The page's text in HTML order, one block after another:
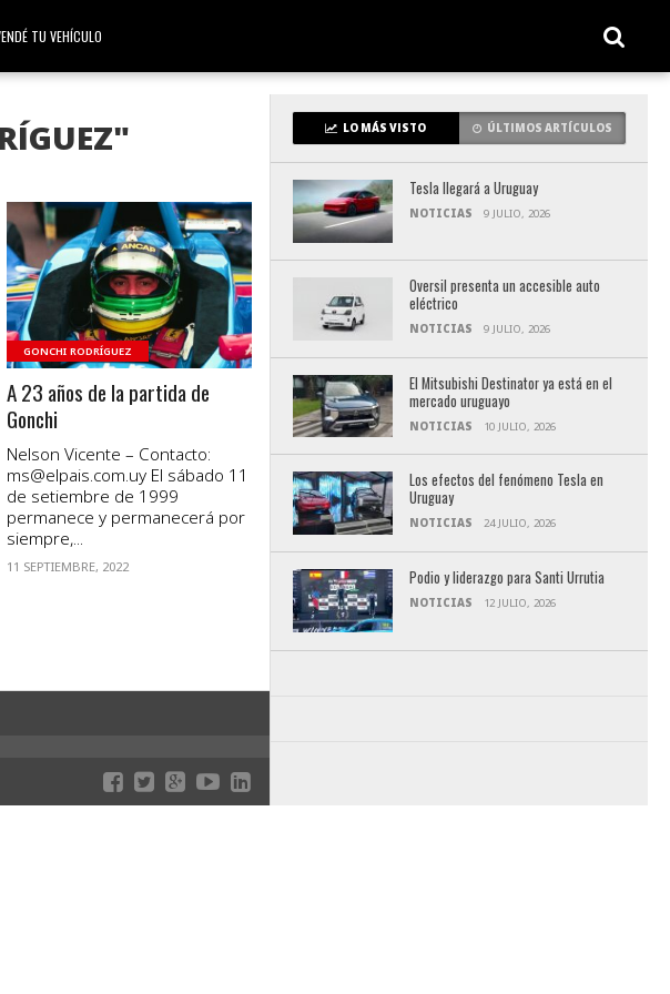
TU VEHÍCULO
VER NOTA
GONCHI RODRÍGUEZ
A 23 años de la partida de
Gonchi
Nelson Vicente – Contacto:
ms@elpais.com.uy El sábado 11
de setiembre de 1999
permanece y permanecerá por
siempre,...
11 SEPTIEMBRE, 2022
LO MÁS VISTO ÚLTIMOS ARTÍCULOS
Tesla llegará a Uruguay
NOTICIAS 9 JULIO, 2026
Oversil presenta un accesible auto
eléctrico
NOTICIAS 9 JULIO, 2026
El Mitsubishi Destinator ya está en el
mercado uruguayo
NOTICIAS 10 JULIO, 2026
Los efectos del fenómeno Tesla en
Uruguay
NOTICIAS 24 JULIO, 2026
Podio y liderazgo para Santi Urrutia
NOTICIAS 12 JULIO, 2026